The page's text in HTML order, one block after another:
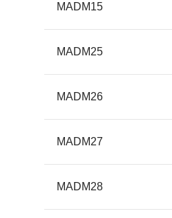
MADM15
MADM25
MADM26
MADM27
MADM28